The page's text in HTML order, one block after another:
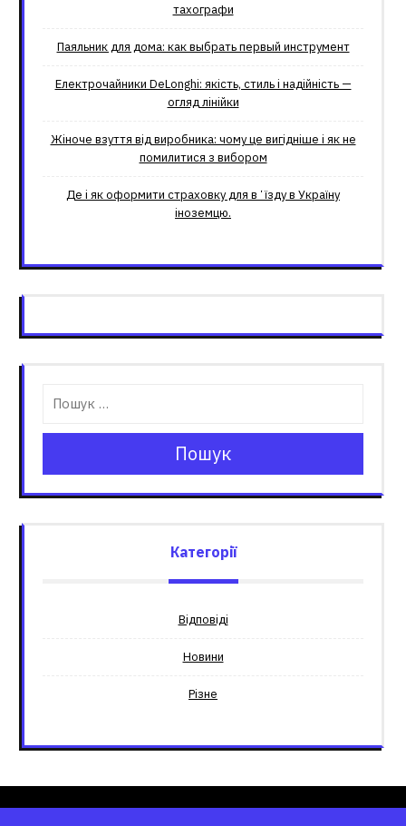
тахографи
Паяльник для дома: как выбрать первый инструмент
Електрочайники DeLonghi: якість, стиль і надійність —
огляд лінійки
Жіноче взуття від виробника: чому це вигідніше і як не
помилитися з вибором
Де і як оформити страховку для вʼїзду в Україну
іноземцю.
Пошук
Категорії
Відповіді
Новини
Різне